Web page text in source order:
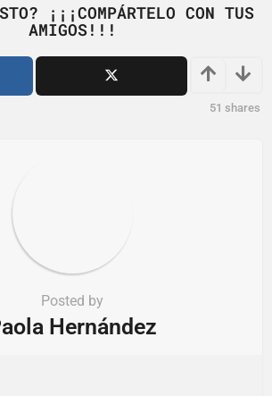
¡¡¡COMPÁRTELO CON TUS
AMIGOS!!!
51 shares
Posted by
Hernández